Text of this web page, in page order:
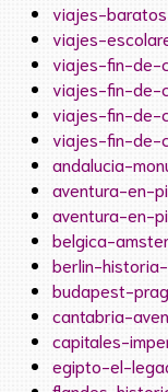
viajes-baratos
viajes-
viajes-fin-de-
viajes-fin-de-
viajes-fin-de-
viajes-fin-de-
andalucia-
aventura-en-
aventura-en-
belgica-
berlin-
budapest-
cantabria-
capitales-
egipto-el-